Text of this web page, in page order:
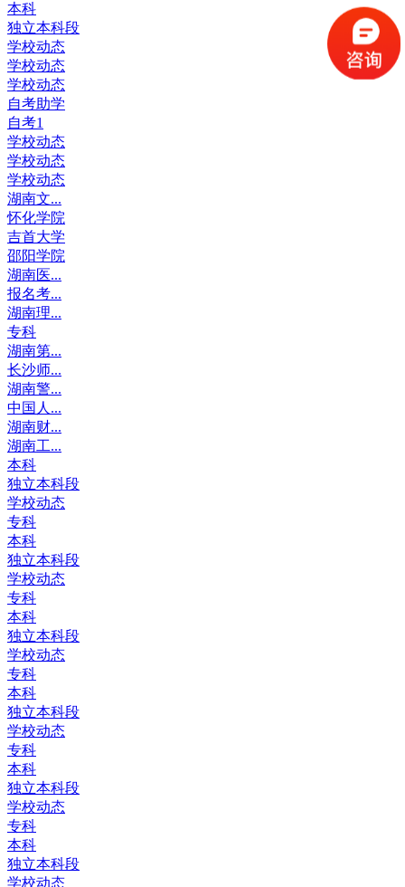
本科
独立本科段
学校动态
学校动态
学校动态
自考助学
自考1
学校动态
学校动态
学校动态
湖南文...
怀化学院
吉首大学
邵阳学院
湖南医...
报名考...
湖南理...
专科
湖南第...
长沙师...
湖南警...
中国人...
湖南财...
湖南工...
本科
独立本科段
学校动态
专科
本科
独立本科段
学校动态
专科
本科
独立本科段
学校动态
专科
本科
独立本科段
学校动态
专科
本科
独立本科段
学校动态
专科
本科
独立本科段
学校动态